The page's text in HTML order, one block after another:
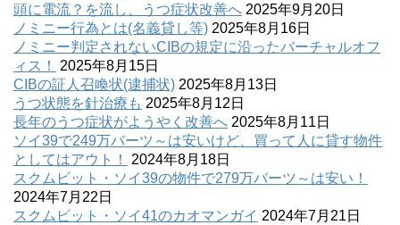
頭に電流？を流し、うつ症状改善へ 2025年9月20日
ノミニー行為とは(名義貸し等) 2025年8月16日
ノミニー判定されないCIBの規定に沿ったバーチャルオフ
ィス！
2025年8月15日
CIBの証人召喚状(逮捕状) 2025年8月13日
うつ状態を針治療も 2025年8月12日
長年のうつ症状がようやく改善へ 2025年8月11日
ソイ39で249万バーツ～は安いけど、買って人に貸す物件
としてはアウト！
2024年8月18日
スクムビット・ソイ39の物件で279万バーツ～は安い！
2024年7月22日
スクムビット・ソイ41のカオマンガイ 2024年7月21日